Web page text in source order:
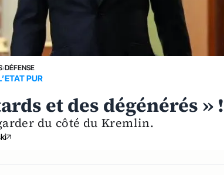
›DÉFENSE
PUR
et des dégénérés » !
du côté du Kremlin.